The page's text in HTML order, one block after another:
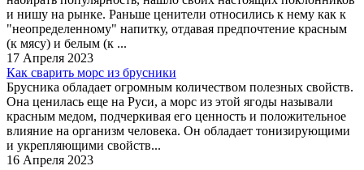
и нишу на рынке. Раньше ценители относились к нему как к
"неопределенному" напитку, отдавая предпочтение красным
(к мясу) и белым (к ...
17 Апреля 2023
Как сварить морс из брусники
Брусника обладает огромным количеством полезных свойств.
Она ценилась еще на Руси, а морс из этой ягоды называли
красным медом, подчеркивая его ценность и положительное
влияние на организм человека. Он обладает тонизирующими
и укрепляющими свойств...
16 Апреля 2023